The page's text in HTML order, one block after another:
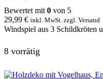
Bewertet mit 0 von 5
29,99 € inkl. MwSt. zzgl. Versand
Windspiel aus 3 Schildkröten
8 vorrätig